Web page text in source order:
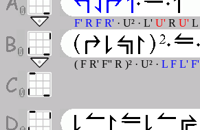
F' R F R' · U² · L' U' R U' L
( F R' F'' R )² · U² · L F L' F'